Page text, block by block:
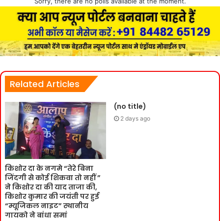
Related Articles
किशोर दा के नगमे “तेरे बिना
जिंदगी से कोई शिकवा तो नहीं ”
ने किशोर दा की याद ताजा की,
किशोर कुमार की जयंती पर हुई
“म्यूजिकल नाइट” स्थानीय
गायको ने बांधा समां
(no title)
2 days ago